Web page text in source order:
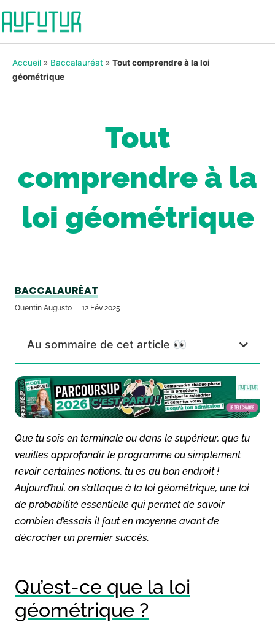
Accueil » Baccalauréat » Tout comprendre à la loi
géométrique
Tout
comprendre à la
loi géométrique
BACCALAURÉAT
Quentin Augusto 12 Fév 2025
Au sommaire de cet article 👀
Que tu sois en terminale ou dans le supérieur, que tu
veuilles approfondir le programme ou simplement
revoir certaines notions, tu es au bon endroit !
Aujourd’hui, on s’attaque à la loi géométrique, une loi
de probabilité essentielle qui permet de savoir
combien d’essais il faut en moyenne avant de
décrocher un premier succès.
Qu’est-ce que la loi
géométrique ?